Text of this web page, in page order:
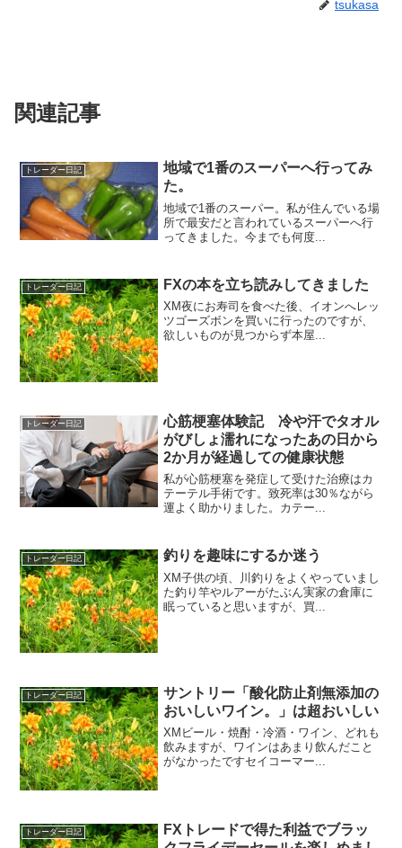
tsukasa
関連記事
トレーダー日記
地域で1番のスーパーへ行ってみ
た。
地域で1番のスーパー。私が住んでいる場
所で最安だと言われているスーパーへ行
ってきました。今までも何度...
トレーダー日記 FXの本を立ち読みしてきました
XM夜にお寿司を食べた後、イオンへレッ
ツゴーズボンを買いに行ったのですが、
欲しいものが見つからず本屋...
トレーダー日記
心筋梗塞体験記 冷や汗でタオル
がびしょ濡れになったあの日から
2か月が経過しての健康状態
私が心筋梗塞を発症して受けた治療はカ
テーテル手術です。致死率は30％ながら
運よく助かりました。カテー...
トレーダー日記 釣りを趣味にするか迷う
XM子供の頃、川釣りをよくやっていまし
た釣り竿やルアーがたぶん実家の倉庫に
眠っていると思いますが、買...
トレーダー日記
サントリー「酸化防止剤無添加の
おいしいワイン。」は超おいしい
XMビール・焼酎・冷酒・ワイン、どれも
飲みますが、ワインはあまり飲んだこと
がなかったですセイコーマー...
トレーダー日記
FXトレードで得た利益でブラッ